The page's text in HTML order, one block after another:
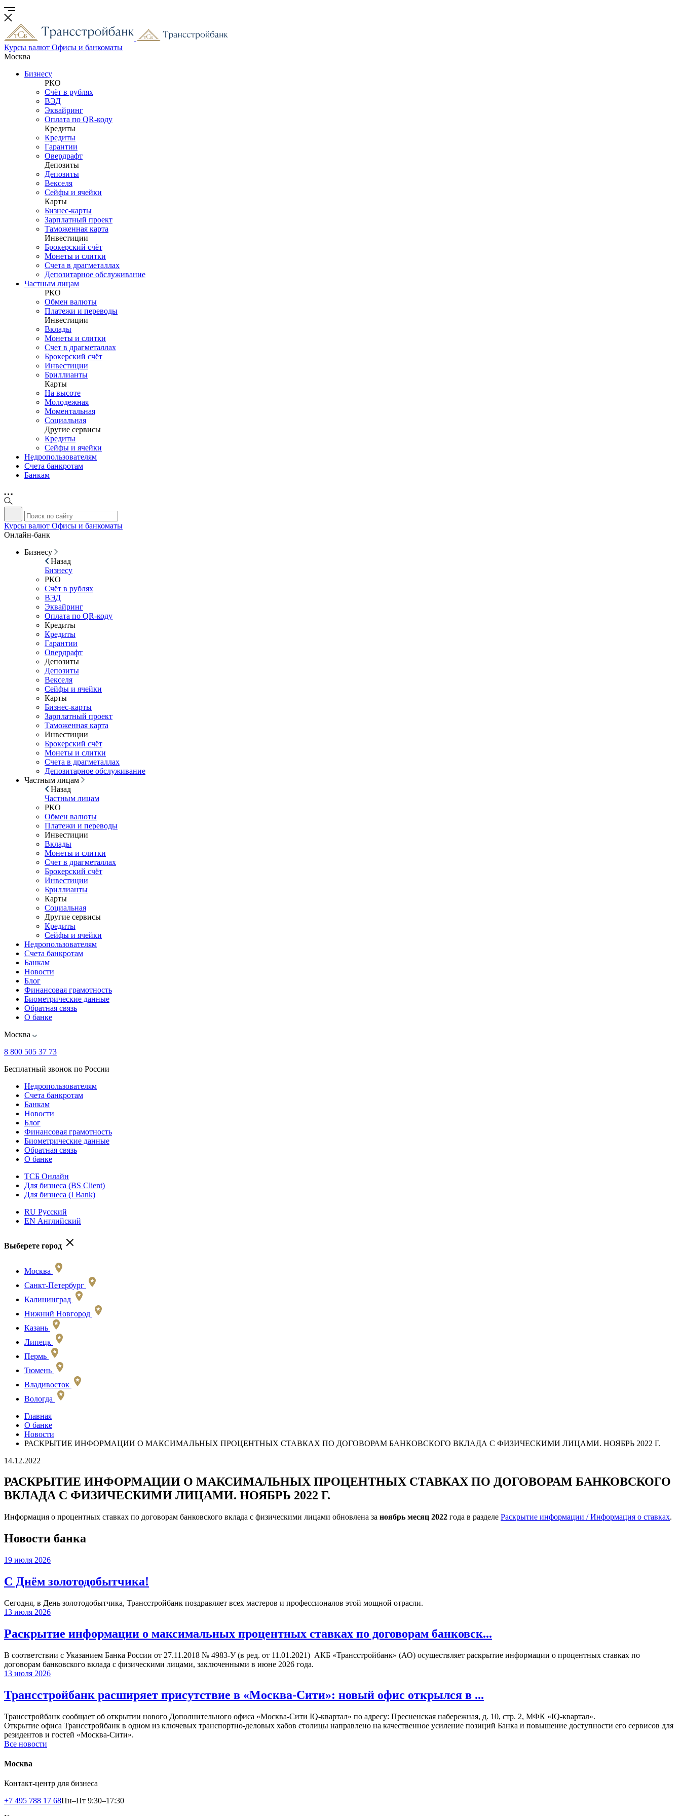
Курсы валют Офисы и банкоматы
Москва
Бизнесу
РКО
Счёт в рублях
ВЭД
Эквайринг
Оплата по QR-коду
Кредиты
Кредиты
Гарантии
Овердрафт
Депозиты
Депозиты
Векселя
Сейфы и ячейки
Карты
Бизнес-карты
Зарплатный проект
Таможенная карта
Инвестиции
Брокерский счёт
Монеты и слитки
Счета в драгметаллах
Депозитарное обслуживание
Частным лицам
РКО
Обмен валюты
Платежи и переводы
Инвестиции
Вклады
Монеты и слитки
Счет в драгметаллах
Брокерский счёт
Инвестиции
Бриллианты
Карты
На высоте
Молодежная
Моментальная
Социальная
Другие сервисы
Кредиты
Сейфы и ячейки
Недропользователям
Счета банкротам
Банкам
Курсы валют Офисы и банкоматы
Онлайн-банк
Бизнесу
Назад
Бизнесу
РКО
Счёт в рублях
ВЭД
Эквайринг
Оплата по QR-коду
Кредиты
Кредиты
Гарантии
Овердрафт
Депозиты
Депозиты
Векселя
Сейфы и ячейки
Карты
Бизнес-карты
Зарплатный проект
Таможенная карта
Инвестиции
Брокерский счёт
Монеты и слитки
Счета в драгметаллах
Депозитарное обслуживание
Частным лицам
Назад
Частным лицам
РКО
Обмен валюты
Платежи и переводы
Инвестиции
Вклады
Монеты и слитки
Счет в драгметаллах
Брокерский счёт
Инвестиции
Бриллианты
Карты
Социальная
Другие сервисы
Кредиты
Сейфы и ячейки
Недропользователям
Счета банкротам
Банкам
Новости
Блог
Финансовая грамотность
Биометрические данные
Обратная связь
О банке
Москва
8 800 505 37 73
Бесплатный звонок по России
Недропользователям
Счета банкротам
Банкам
Новости
Блог
Финансовая грамотность
Биометрические данные
Обратная связь
О банке
ТСБ Онлайн
Для бизнеса (BS Client)
Для бизнеса (I Bank)
RU Русский
EN Английский
Выберете город
Москва
Санкт-Петербург
Калининград
Нижний Новгород
Казань
Липецк
Пермь
Тюмень
Владивосток
Вологда
Главная
О банке
Новости
РАСКРЫТИЕ ИНФОРМАЦИИ О МАКСИМАЛЬНЫХ ПРОЦЕНТНЫХ СТАВКАХ ПО ДОГОВОРАМ БАНКОВСКОГО ВКЛАДА С ФИЗИЧЕСКИМИ ЛИЦАМИ. НОЯБРЬ 2022 Г.
14.12.2022
РАСКРЫТИЕ ИНФОРМАЦИИ О МАКСИМАЛЬНЫХ ПРОЦЕНТНЫХ СТАВКАХ ПО ДОГОВОРАМ БАНКОВСКОГО
ВКЛАДА С ФИЗИЧЕСКИМИ ЛИЦАМИ. НОЯБРЬ 2022 Г.
Информация о процентных ставках по договорам банковского вклада с физическими лицами обновлена за ноябрь месяц 2022 года в разделе Раскрытие информации / Информация о ставках.
Новости банка
19 июля 2026
С Днём золотодобытчика!
Сегодня, в День золотодобытчика, Трансстройбанк поздравляет всех мастеров и профессионалов этой мощной отрасли.
13 июля 2026
Раскрытие информации о максимальных процентных ставках по договорам банковск...
В соответствии с Указанием Банка России от 27.11.2018 № 4983-У (в ред. от 11.01.2021) АКБ «Трансстройбанк» (АО) осуществляет раскрытие информации о процентных ставках по
договорам банковского вклада с физическими лицами, заключенными в июне 2026 года.
13 июля 2026
Трансстройбанк расширяет присутствие в «Москва-Сити»: новый офис открылся в ...
Трансстройбанк сообщает об открытии нового Дополнительного офиса «Москва-Сити IQ-квартал» по адресу: Пресненская набережная, д. 10, стр. 2, МФК «IQ-квартал».
Открытие офиса Трансстройбанк в одном из ключевых транспортно-деловых хабов столицы направлено на качественное усиление позиций Банка и повышение доступности его сервисов для
резидентов и гостей «Москва-Сити».
Все новости
Москва
Контакт-центр для бизнеса
+7 495 788 17 68Пн–Пт 9:30–17:30